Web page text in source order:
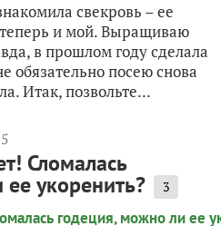
свекровь – ее
и мой. Выращиваю
в прошлом году сделала
обязательно посею снова
Итак, позвольте...
Сломалась
укоренить? 3